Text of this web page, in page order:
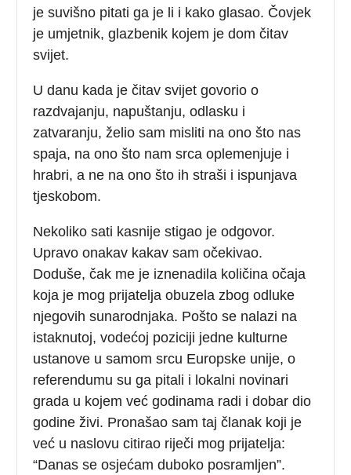
je suvišno pitati ga je li i kako glasao. Čovjek
je umjetnik, glazbenik kojem je dom čitav
svijet.
U danu kada je čitav svijet govorio o
razdvajanju, napuštanju, odlasku i
zatvaranju, želio sam misliti na ono što nas
spaja, na ono što nam srca oplemenjuje i
hrabri, a ne na ono što ih straši i ispunjava
tjeskobom.
Nekoliko sati kasnije stigao je odgovor.
Upravo onakav kakav sam očekivao.
Doduše, čak me je iznenadila količina očaja
koja je mog prijatelja obuzela zbog odluke
njegovih sunarodnjaka. Pošto se nalazi na
istaknutoj, vodećoj poziciji jedne kulturne
ustanove u samom srcu Europske unije, o
referendumu su ga pitali i lokalni novinari
grada u kojem već godinama radi i dobar dio
godine živi. Pronašao sam taj članak koji je
već u naslovu citirao riječi mog prijatelja:
“Danas se osjećam duboko posramljen”.